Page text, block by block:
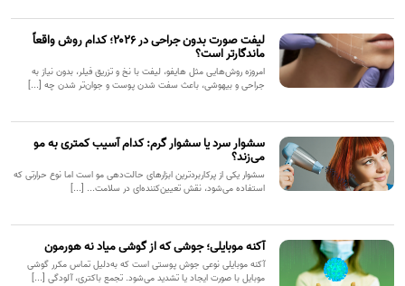
لیفت صورت بدون جراحی در ۲۰۲۶؛ کدام روش واقعاً
ماندگارتر است؟
امروزه روش‌هایی مثل هایفو، لیفت با نخ و تزریق فیلر، بدون نیاز به
جراحی و بیهوشی، باعث سفت شدن پوست و جوان‌تر شدن چه [...]
سشوار سرد یا سشوار گرم: کدام آسیب کمتری به مو
می‌زند؟
سشوار یکی از پرکاربردترین ابزارهای حالت‌دهی مو است اما نوع حرارتی که
استفاده می‌شود، نقش تعیین‌کننده‌ای در سلامت... [...]
آکنه موبایلی؛ جوشی که از گوشی میاد نه هورمون
آکنه موبایلی نوعی جوش پوستی است که به‌دلیل تماس مکرر گوشی
موبایل با صورت ایجاد یا تشدید می‌شود. تجمع باکتری، آلودگی [...]